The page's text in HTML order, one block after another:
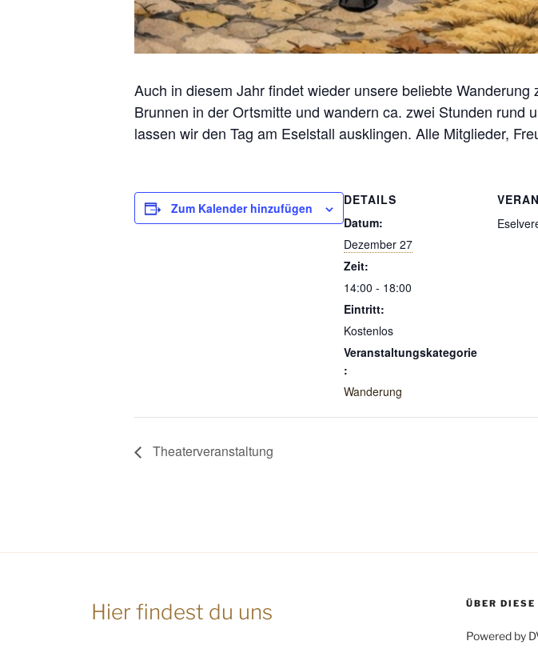
Auch in diesem Jahr findet wieder unsere beliebte
Brunnen in der Ortsmitte und wandern ca. zwei Stunden rund
lassen wir den Tag am Eselstall ausklingen. Alle Mitglieder,
Zum Kalender hinzufügen
DETAILS
Datum:
Dezember 27
Zeit:
14:00 - 18:00
Eintritt:
Kostenlos
Veranstaltungskategorie
:
Wanderung
Theaterveranstaltung
Hier findest du uns ÜBER
Powered by